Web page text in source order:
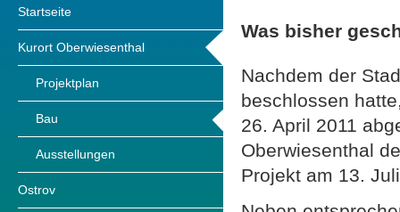
Startseite
Kurort Oberwiesenthal
Projektplan
Bau
Ausstellungen
Ostrov
Was bisher
Nachdem der
beschlossen
26. April 2011
Oberwiesenthal
Projekt am 13.